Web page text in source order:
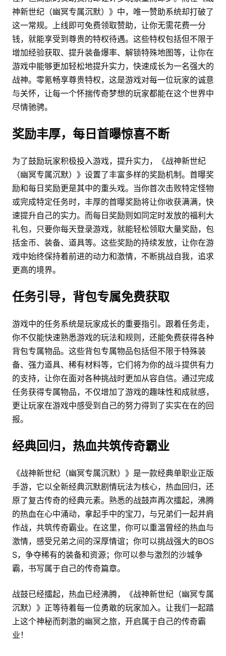
神新世纪（幽冥专属沉默）》中，唯一赞助系统却打破了
这一常规。上线即可免费领取赞助，让你无需花费一分
钱，就能享受到尊贵的特权待遇。这些特权包括但不限于
增加经验获取、提升装备爆率、解锁特殊地图等，让你在
游戏中能够更加轻松地提升实力，快速成长为一名强大的
战神。零氪畅享尊贵特权，这是游戏对每一位玩家的诚意
与关怀，让每一个怀揣传奇梦想的玩家都能在这个世界中
尽情驰骋。
奖励丰厚，每日首曝惊喜不断
为了鼓励玩家积极投入游戏，提升实力，《战神新世纪
（幽冥专属沉默）》设置了丰富多样的奖励机制。首曝奖
励和每日奖励更是其中的重头戏。当你首次击败特定怪物
或完成特定任务时，丰厚的首曝奖励将让你收获满满，快
速提升自己的实力。而每日奖励则如同定时发放的福利大
礼包，只要你每天登录游戏，就能轻松领取大量奖励，包
括金币、装备、道具等。这些奖励的持续发放，让你在游
戏中始终保持着前进的动力和激情，不断挑战自我，追求
更高的境界。
任务引导，背包专属免费获取
游戏中的任务系统是玩家成长的重要指引。跟着任务走，
你不仅能快速熟悉游戏的玩法和规则，还能免费获得各种
背包专属物品。这些背包专属物品包括但不限于特殊装
备、强力道具、稀有材料等，它们将为你的战斗提供有力
的支持，让你在面对各种挑战时更加从容自信。通过完成
任务获得专属物品，不仅增加了游戏的趣味性和成就感，
更让玩家在游戏中感受到自己的努力得到了实实在在的回
报。
经典回归，热血共筑传奇霸业
《战神新世纪（幽冥专属沉默）》是一款经典单职业正版
手游，它以全新经典沉默剧情玩法为核心，热血回归，还
原了复古传奇的经典元素。熟悉的战鼓声再次擂起，沸腾
的热血在心中涌动，拿起手中的宝刀，与兄弟们一起并肩
作战，共筑传奇霸业。在这里，你可以重温曾经的热血与
激情，感受兄弟之间的深厚情谊；你可以挑战强大的BOS
S，争夺稀有的装备和资源；你可以参与激烈的沙城争
霸，书写属于自己的传奇篇章。
战鼓已经擂起，热血已经沸腾，《战神新世纪（幽冥专属
沉默）》正等待着每一位勇敢的玩家加入。让我们一起踏
上这个神秘而刺激的幽冥之旅，开启属于自己的传奇霸
业！